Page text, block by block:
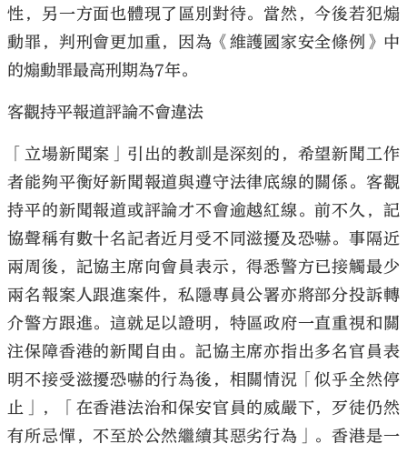
性，另一方面也體現了區別對待。當然，今後若犯煽
動罪，判刑會更加重，因為《維護國家安全條例》中
的煽動罪最高刑期為7年。
客觀持平報道評論不會違法
「立場新聞案」引出的教訓是深刻的，希望新聞工作
者能夠平衡好新聞報道與遵守法律底線的關係。客觀
持平的新聞報道或評論才不會逾越紅線。前不久，記
協聲稱有數十名記者近月受不同滋擾及恐嚇。事隔近
兩周後，記協主席向會員表示，得悉警方已接觸最少
兩名報案人跟進案件，私隱專員公署亦將部分投訴轉
介警方跟進。這就足以證明，特區政府一直重視和關
注保障香港的新聞自由。記協主席亦指出多名官員表
明不接受滋擾恐嚇的行為後，相關情況「似乎全然停
止」，「在香港法治和保安官員的威嚴下，歹徒仍然
有所忌憚，不至於公然繼續其惡劣行為」。香港是一